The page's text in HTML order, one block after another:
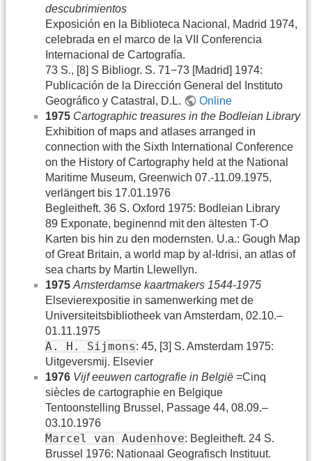
descubrimientos
Exposición en la Biblioteca Nacional, Madrid 1974,
celebrada en el marco de la VII Conferencia
Internacional de Cartografía.
73 S., [8] S Bibliogr. S. 71−73 [Madrid] 1974:
Publicación de la Dirección General del Instituto
Geográfico y Catastral, D.L.
Online
1975 Cartographic treasures in the Bodleian Library
Exhibition of maps and atlases arranged in
connection with the Sixth International Conference
on the History of Cartography held at the National
Maritime Museum, Greenwich 07.-11.09.1975,
verlängert bis 17.01.1976
Begleitheft. 36 S. Oxford 1975: Bodleian Library
89 Exponate, beginennd mit den ältesten T-O
Karten bis hin zu den modernsten. U.a.: Gough Map
of Great Britain, a world map by al-Idrisi, an atlas of
sea charts by Martin Llewellyn.
1975 Amsterdamse kaartmakers 1544-1975
Elsevierexpositie in samenwerking met de
Universiteitsbibliotheek van Amsterdam, 02.10.–
01.11.1975
A. H. Sijmons: 45, [3] S. Amsterdam 1975:
Uitgeversmij. Elsevier
1976 Vijf eeuwen cartografie in België =Cinq
siècles de cartographie en Belgique
Tentoonstelling Brussel, Passage 44, 08.09.–
03.10.1976
Marcel van Audenhove: Begleitheft. 24 S.
Brussel 1976: Nationaal Geografisch Instituut.